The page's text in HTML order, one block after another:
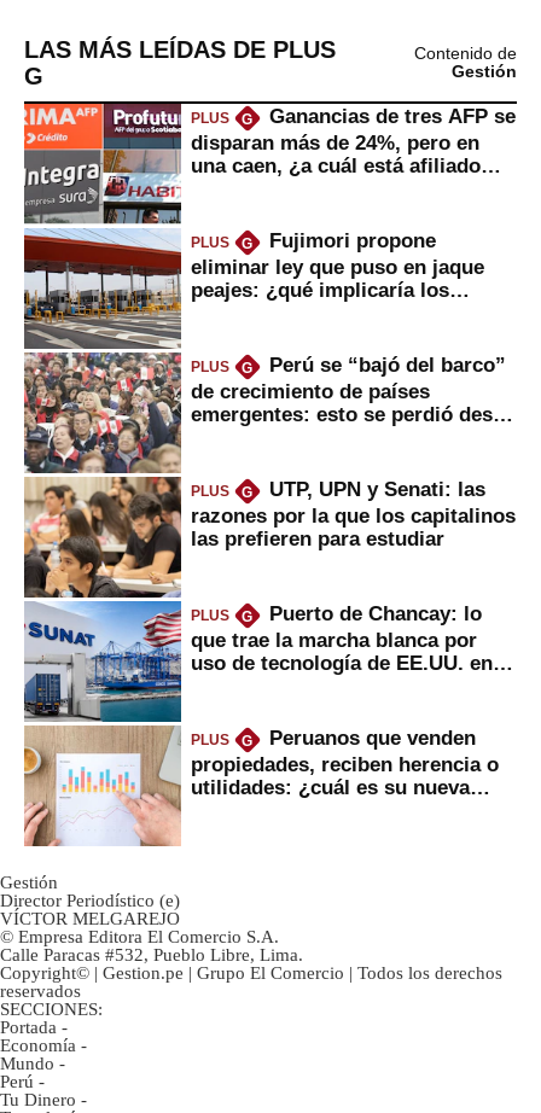
LAS MÁS LEÍDAS DE PLUS
G
Contenido de
Gestión
PLUS G
Ganancias de tres AFP se
disparan más de 24%, pero en
una caen, ¿a cuál está afiliado
PLUS G
Fujimori propone
eliminar ley que puso en jaque
peajes: ¿qué implicaría los
PLUS G
Perú se “bajó del barco”
de crecimiento de países
emergentes: esto se perdió desde
PLUS G
UTP, UPN y Senati: las
razones por la que los capitalinos
las prefieren para estudiar
PLUS G
Puerto de Chancay: lo
que trae la marcha blanca por
uso de tecnología de EE.UU. en
PLUS G
Peruanos que venden
propiedades, reciben herencia o
utilidades: ¿cuál es su nueva
Gestión
Director Periodístico (e)
VÍCTOR MELGAREJO
© Empresa Editora El Comercio S.A.
Calle Paracas #532, Pueblo Libre, Lima.
Copyright© | Gestion.pe | Grupo El Comercio | Todos los derechos
reservados
SECCIONES:
Portada -
Economía -
Mundo -
Perú -
Tu Dinero -